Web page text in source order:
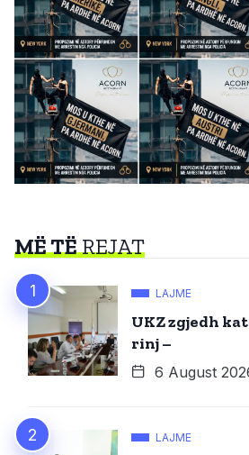
MË TËREJAT
LAJME
UKZ zgjedh
rinj –
6 August
LAJME